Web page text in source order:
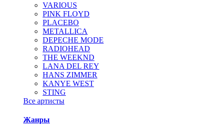
VARIOUS
PINK FLOYD
PLACEBO
METALLICA
DEPECHE MODE
RADIOHEAD
THE WEEKND
LANA DEL REY
HANS ZIMMER
KANYE WEST
STING
Все артисты
Жанры